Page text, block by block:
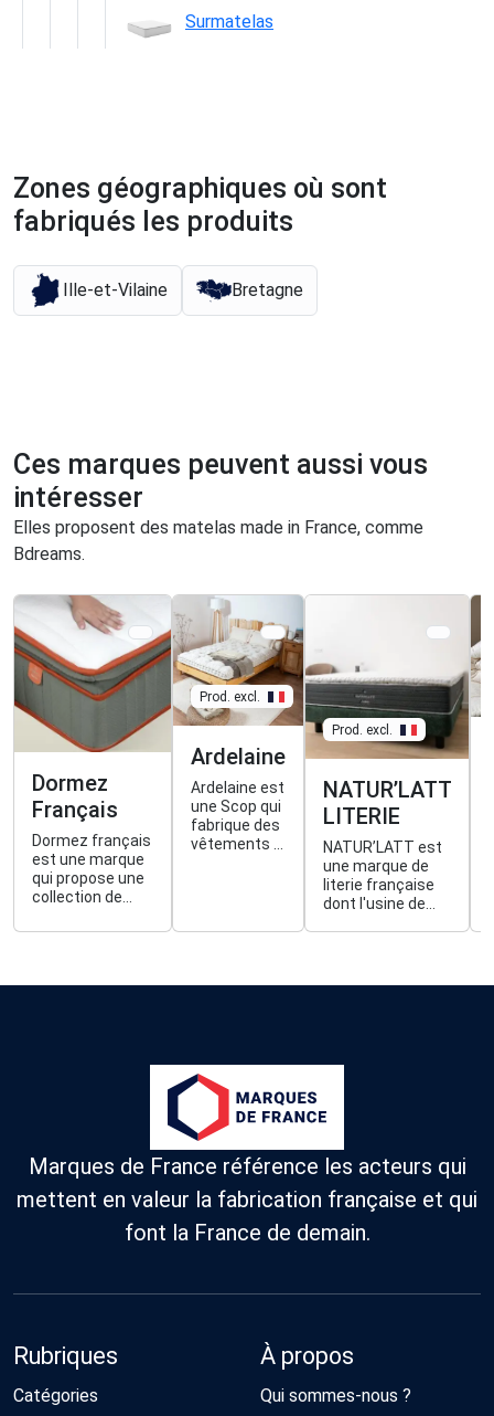
Surmatelas
Zones géographiques où sont
fabriqués les produits
Ille-et-Vilaine Bretagne
Ces marques peuvent aussi vous
intéresser
Elles proposent des matelas made in France, comme
Bdreams.
Dormez
Français
Dormez français
est une marque
qui propose une
collection de
sommiers et
fabriqués
Prod. excl.
Ardelaine
Ardelaine est
une Scop qui
fabrique des
vêtements &
Central
Prod. excl.
NATUR’LATT
LITERIE
NATUR’LATT est
une marque de
literie française
dont l'usine de
Marques de France référence les acteurs qui
mettent en valeur la fabrication française et qui
font la France de demain.
Rubriques
Catégories
À propos
Qui sommes-nous ?